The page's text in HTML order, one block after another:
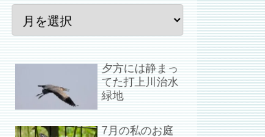
夕方には静まっ
てた打上川治水
緑地
7月の私のお庭